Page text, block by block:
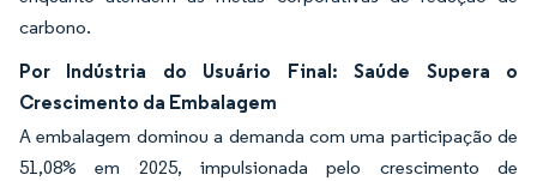
carbono.
Por Indústria do Usuário Final: Saúde Supera o
Crescimento da Embalagem
A embalagem dominou a demanda com uma participação de
51,08% em 2025, impulsionada pelo crescimento de